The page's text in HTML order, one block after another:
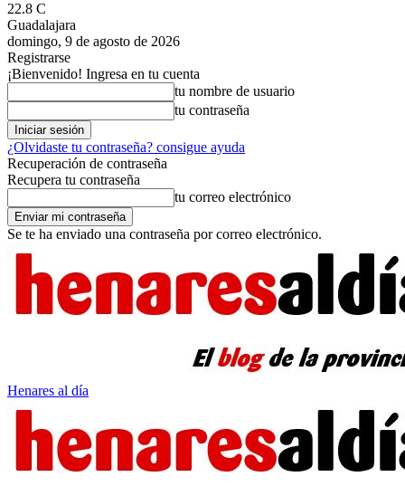
22.8 C
Guadalajara
domingo, 9 de agosto de 2026
Registrarse
¡Bienvenido! Ingresa en tu cuenta
tu nombre de usuario
tu contraseña
¿Olvidaste tu contraseña? consigue ayuda
Recuperación de contraseña
Recupera tu contraseña
tu correo electrónico
Se te ha enviado una contraseña por correo electrónico.
Henares al día